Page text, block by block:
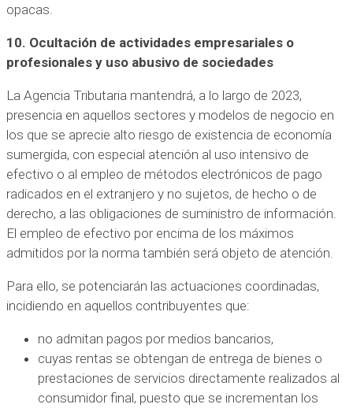
opacas.
10. Ocultación de actividades empresariales o
profesionales y uso abusivo de sociedades
La Agencia Tributaria mantendrá, a lo largo de 2023,
presencia en aquellos sectores y modelos de negocio en
los que se aprecie alto riesgo de existencia de economía
sumergida, con especial atención al uso intensivo de
efectivo o al empleo de métodos electrónicos de pago
radicados en el extranjero y no sujetos, de hecho o de
derecho, a las obligaciones de suministro de información.
El empleo de efectivo por encima de los máximos
admitidos por la norma también será objeto de atención.
Para ello, se potenciarán las actuaciones coordinadas,
incidiendo en aquellos contribuyentes que:
no admitan pagos por medios bancarios,
cuyas rentas se obtengan de entrega de bienes o
prestaciones de servicios directamente realizados al
consumidor final, puesto que se incrementan los